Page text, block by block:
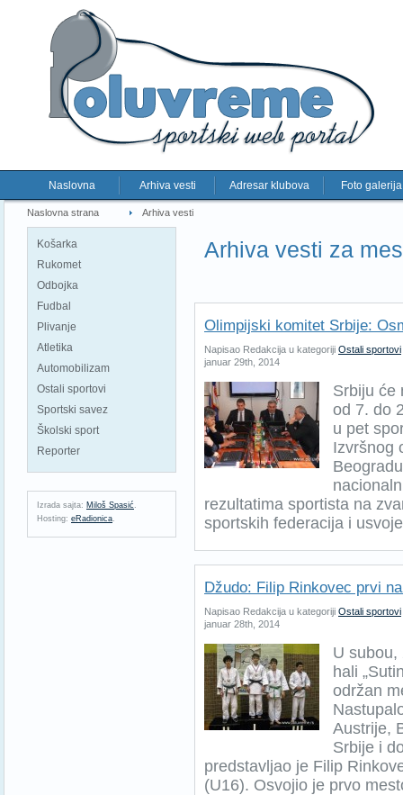
Naslovna Arhiva vesti Adresar klubova Foto galerija
Naslovna strana Arhiva vesti
Košarka
Rukomet
Odbojka
Fudbal
Plivanje
Atletika
Automobilizam
Ostali sportovi
Sportski savez
Školski sport
Reporter
Izrada sajta: Miloš Spasić .
Hosting: eRadionica.
Arhiva vesti za
Olimpijski komitet Srbije:
Napisao Redakcija u kategoriji Ostali sportovi
januar 29th, 2014
Srbiju će
od 7. do
u pet
Izvršnog
rezultatima sportista na
sportskih federacija i
Džudo: Filip Rinkovec prvi na
Napisao Redakcija u kategoriji Ostali sportovi
januar 28th, 2014
U subou,
hali
održan
Austrije,
Srbije i
predstavljao je Filip
(U16). Osvojio je prvo